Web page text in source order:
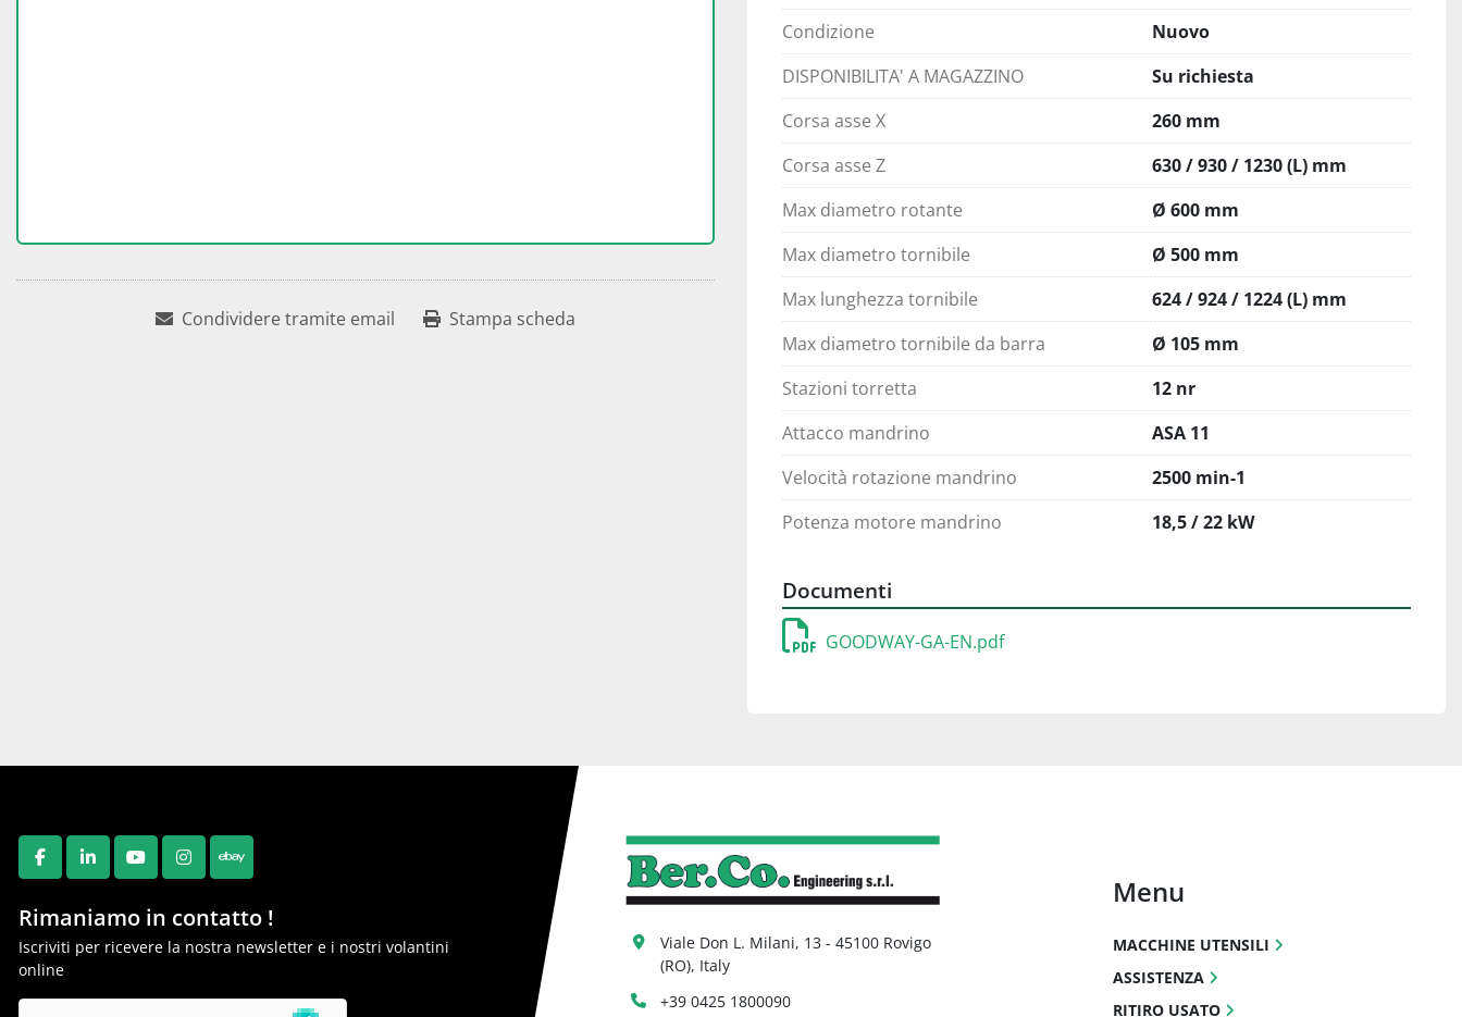
Condividere tramite email Stampa scheda
Condizione
Nuovo
DISPONIBILITA' A MAGAZZINO
Su richiesta
Corsa asse X
260 mm
Corsa asse Z
630 / 930 / 1230 (L) mm
Max diametro rotante
Ø 600 mm
Max diametro tornibile
Ø 500 mm
Max lunghezza tornibile
624 / 924 / 1224 (L) mm
Max diametro tornibile da barra
Ø 105 mm
Stazioni torretta
12 nr
Attacco mandrino
ASA 11
Velocità rotazione mandrino
2500 min-1
Potenza motore mandrino
18,5 / 22 kW
Documenti
GOODWAY-GA-EN.pdf
FACEBOOK
LINKEDINYOUTUBEINSTAGRAM
EBAY
Rimaniamo in contatto !
Iscriviti per ricevere la nostra newsletter e i nostri volantini
online
Viale Don L. Milani, 13 - 45100 Rovigo
(RO), Italy
+39 0425 1800090
Menu
MACCHINE UTENSILI
ASSISTENZA
RITIRO USATO